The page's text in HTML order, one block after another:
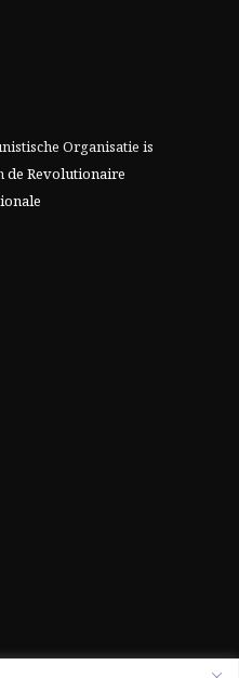
Organisatie is
de Revolutionaire